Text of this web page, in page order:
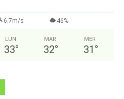
6.7m/s 46%
LUN
33°
MAR
32°
MER
31 °